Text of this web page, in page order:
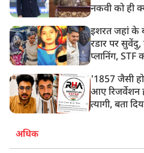
नकवी को ही
इशरत जहां के
रडार पर सुवेंदु,
प्लानिंग, STF
'1857 जैसी
आए रिजर्वेशन
त्यागी, बता
अधिक